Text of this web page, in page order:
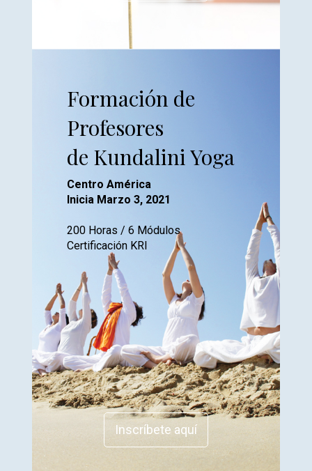
Formación de
Profesores
de Kundalini Yoga
Centro América
Inicia Marzo 3, 2021
200 Horas / 6 Módulos
Certificación KRI
Inscríbete aquí